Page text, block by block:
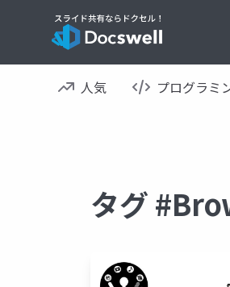
人気 プログラミ
タグ